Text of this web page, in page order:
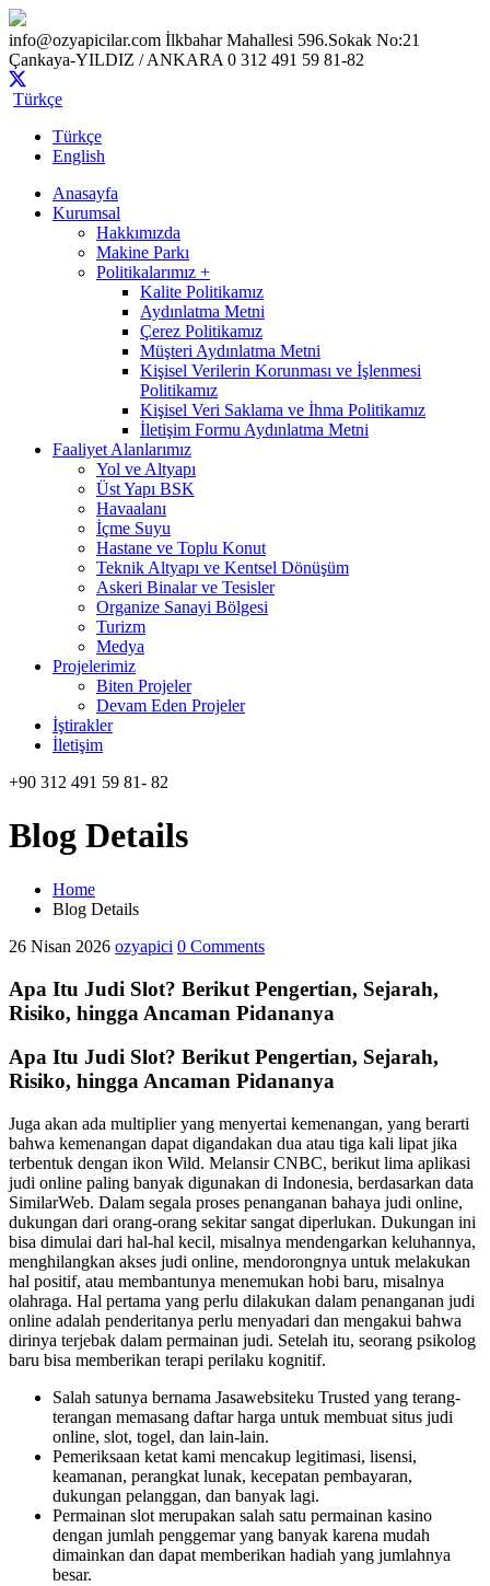
info@ozyapicilar.com İlkbahar Mahallesi 596.Sokak No:21
Çankaya-YILDIZ / ANKARA 0 312 491 59 81-82
Türkçe
Türkçe
English
Anasayfa
Kurumsal
Hakkımızda
Makine Parkı
Politikalarımız +
Kalite Politikamız
Aydınlatma Metni
Çerez Politikamız
Müşteri Aydınlatma Metni
Kişisel Verilerin Korunması ve İşlenmesi
Politikamız
Kişisel Veri Saklama ve İhma Politikamız
İletişim Formu Aydınlatma Metni
Faaliyet Alanlarımız
Yol ve Altyapı
Üst Yapı BSK
Havaalanı
İçme Suyu
Hastane ve Toplu Konut
Teknik Altyapı ve Kentsel Dönüşüm
Askeri Binalar ve Tesisler
Organize Sanayi Bölgesi
Turizm
Medya
Projelerimiz
Biten Projeler
Devam Eden Projeler
İştirakler
İletişim
+90 312 491 59 81- 82
Blog Details
Home
Blog Details
26 Nisan 2026 ozyapici 0 Comments
Apa Itu Judi Slot? Berikut Pengertian, Sejarah,
Risiko, hingga Ancaman Pidananya
Apa Itu Judi Slot? Berikut Pengertian, Sejarah,
Risiko, hingga Ancaman Pidananya
Juga akan ada multiplier yang menyertai kemenangan, yang berarti
bahwa kemenangan dapat digandakan dua atau tiga kali lipat jika
terbentuk dengan ikon Wild. Melansir CNBC, berikut lima aplikasi
judi online paling banyak digunakan di Indonesia, berdasarkan data
SimilarWeb. Dalam segala proses penanganan bahaya judi online,
dukungan dari orang-orang sekitar sangat diperlukan. Dukungan ini
bisa dimulai dari hal-hal kecil, misalnya mendengarkan keluhannya,
menghilangkan akses judi online, mendorongnya untuk melakukan
hal positif, atau membantunya menemukan hobi baru, misalnya
olahraga. Hal pertama yang perlu dilakukan dalam penanganan judi
online adalah penderitanya perlu menyadari dan mengakui bahwa
dirinya terjebak dalam permainan judi. Setelah itu, seorang psikolog
baru bisa memberikan terapi perilaku kognitif.
Salah satunya bernama Jasawebsiteku Trusted yang terang-
terangan memasang daftar harga untuk membuat situs judi
online, slot, togel, dan lain-lain.
Pemeriksaan ketat kami mencakup legitimasi, lisensi,
keamanan, perangkat lunak, kecepatan pembayaran,
dukungan pelanggan, dan banyak lagi.
Permainan slot merupakan salah satu permainan kasino
dengan jumlah penggemar yang banyak karena mudah
dimainkan dan dapat memberikan hadiah yang jumlahnya
besar.